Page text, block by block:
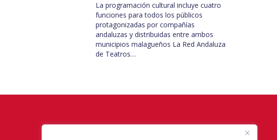
La programación cultural incluye cuatro
funciones para todos los públicos
protagonizadas por compañías
andaluzas y distribuidas entre ambos
municipios malagueños La Red Andaluza
de Teatros…